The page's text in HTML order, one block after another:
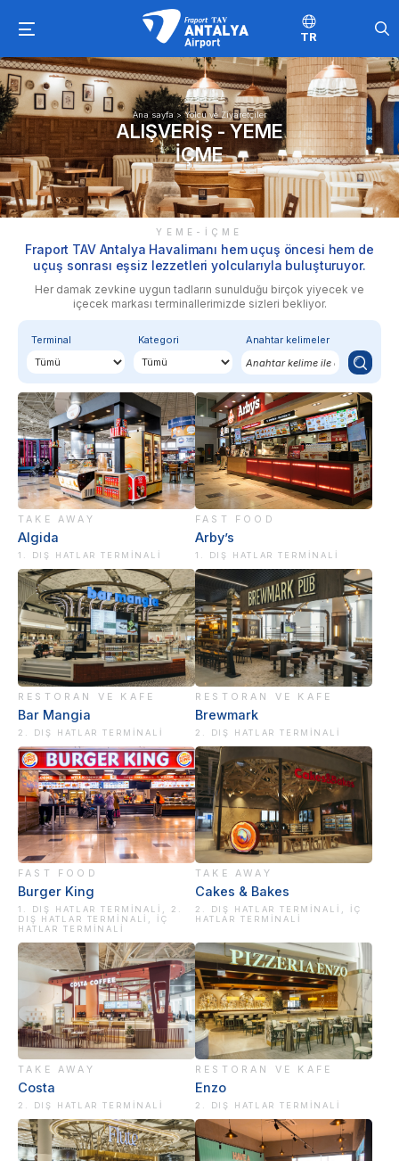
TR
Ana sayfa>Yolcu ve Ziyaretçiler
ALIŞVERIŞ - YEME
İÇME
YEME-İÇME
Fraport TAV Antalya Havalimanı hem uçuş öncesi hem de
uçuş sonrası eşsiz lezzetleri yolcularıyla buluşturuyor.
Her damak zevkine uygun tadların sunulduğu birçok yiyecek ve
içecek markası terminallerimizde sizleri bekliyor.
Terminal Kategori Anahtar kelimeler
TAKE AWAY
Algida
1. DIŞ HATLAR TERMINALI
FAST FOOD
Arby’s
1. DIŞ HATLAR TERMINALI
RESTORAN VE KAFE
Bar Mangia
2. DIŞ HATLAR TERMINALI
RESTORAN VE KAFE
Brewmark
2. DIŞ HATLAR TERMINALI
FAST FOOD
Burger King
1. DIŞ HATLAR TERMINALI, 2.
DIŞ HATLAR TERMINALI, İÇ
HATLAR TERMINALI
TAKE AWAY
Cakes & Bakes
2. DIŞ HATLAR TERMINALI, İÇ
HATLAR TERMINALI
TAKE AWAY
Costa
2. DIŞ HATLAR TERMINALI
RESTORAN VE KAFE
Enzo
2. DIŞ HATLAR TERMINALI